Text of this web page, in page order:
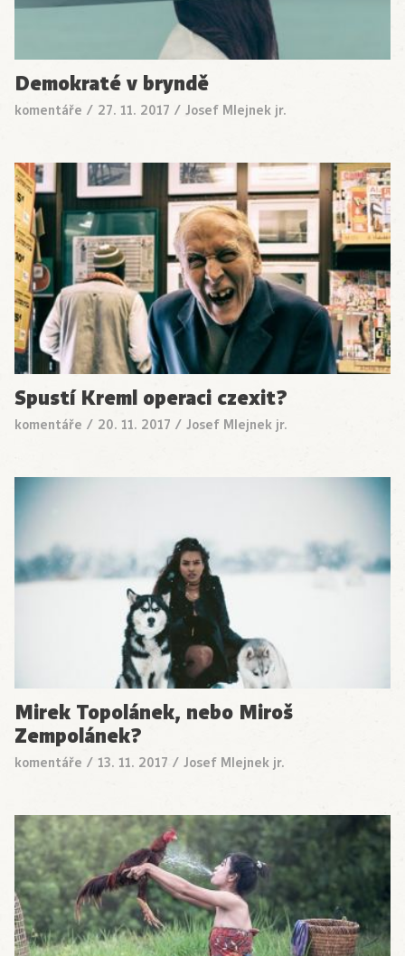
Demokraté v bryndě
komentáře / 27. 11. 2017 / Josef Mlejnek jr.
Spustí Kreml operaci czexit?
komentáře / 20. 11. 2017 / Josef Mlejnek jr.
Mirek Topolánek, nebo Miroš
Zempolánek?
komentáře / 13. 11. 2017 / Josef Mlejnek jr.